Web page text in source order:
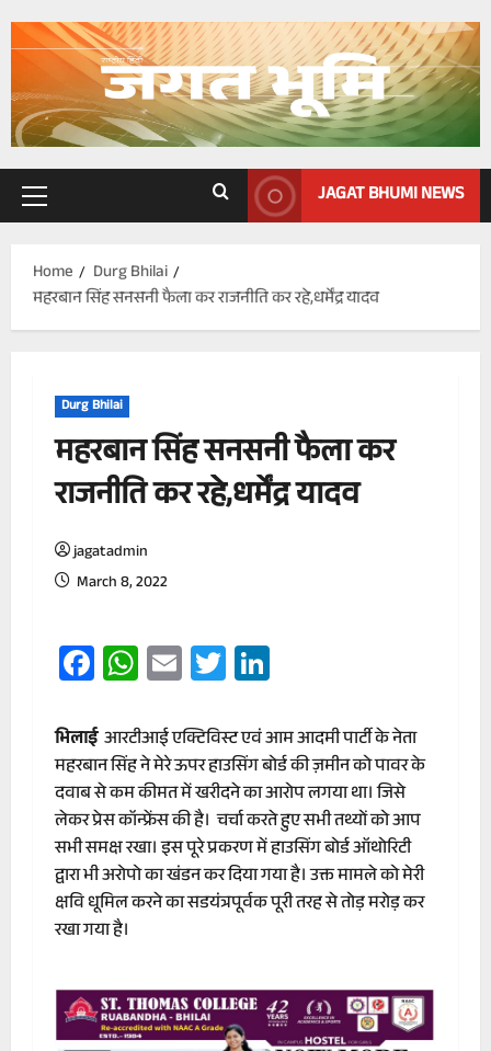
Primary
JAGAT BHUMI NEWS
Home
Durg Bhilai
महरबान सिंह सनसनी फैला कर राजनीति कर रहे,धर्मेंद्र यादव
Durg Bhilai
महरबान सिंह सनसनी फैला कर
राजनीति कर रहे,धर्मेंद्र यादव
jagatadmin
March 8, 2022
Facebook
WhatsApp
EmailTwitter
भिलाईआरटीआई एक्टिविस्ट एवं आम आदमी पार्टी के नेता
महरबान सिंह ने मेरे ऊपर हाउसिंग बोर्ड की ज़मीन को पावर के
दवाब से कम कीमत में खरीदने का आरोप लगया था। जिसे
लेकर प्रेस कॉन्फ्रेंस की है। चर्चा करते हुए सभी तथ्यों को आप
सभी समक्ष रखा। इस पूरे प्रकरण में हाउसिंग बोर्ड ऑथोरिटी
द्वारा भी अरोपो का खंडन कर दिया गया है। उक्त मामले को मेरी
क्षवि धूमिल करने का सडयंत्रपूर्वक पूरी तरह से तोड़ मरोड़ कर
रखा गया है।